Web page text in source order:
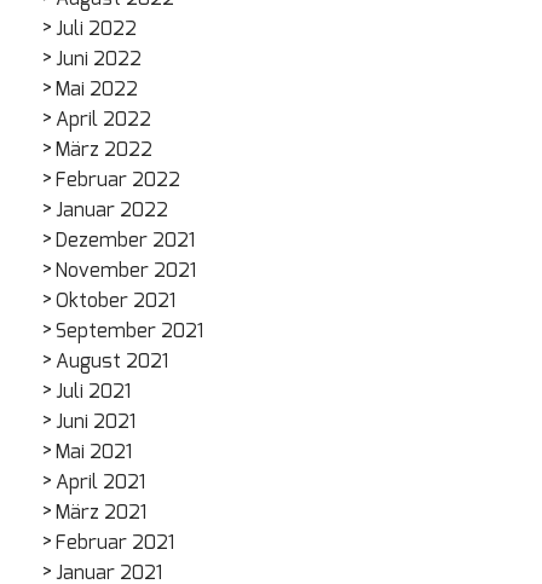
Juli 2022
Juni 2022
Mai 2022
April 2022
März 2022
Februar 2022
Januar 2022
Dezember 2021
November 2021
Oktober 2021
September 2021
August 2021
Juli 2021
Juni 2021
Mai 2021
April 2021
März 2021
Februar 2021
Januar 2021